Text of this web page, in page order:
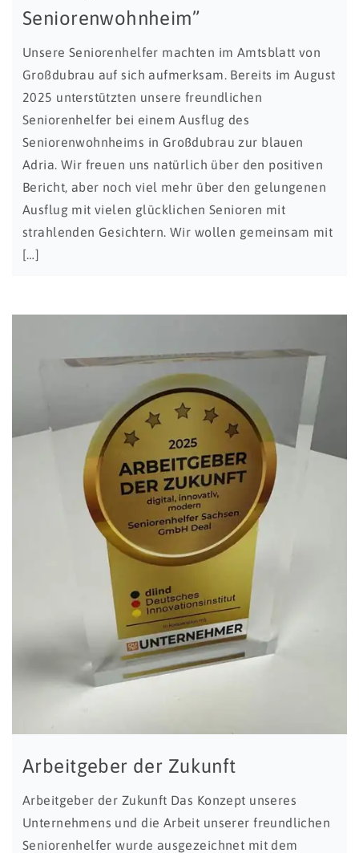
Seniorenwohnheim”
Unsere Seniorenhelfer machten im Amtsblatt von
Großdubrau auf sich aufmerksam. Bereits im August
2025 unterstützten unsere freundlichen
Seniorenhelfer bei einem Ausflug des
Seniorenwohnheims in Großdubrau zur blauen
Adria. Wir freuen uns natürlich über den positiven
Bericht, aber noch viel mehr über den gelungenen
Ausflug mit vielen glücklichen Senioren mit
strahlenden Gesichtern. Wir wollen gemeinsam mit
[…]
Arbeitgeber der Zukunft
Arbeitgeber der Zukunft Das Konzept unseres
Unternehmens und die Arbeit unserer freundlichen
Seniorenhelfer wurde ausgezeichnet mit dem